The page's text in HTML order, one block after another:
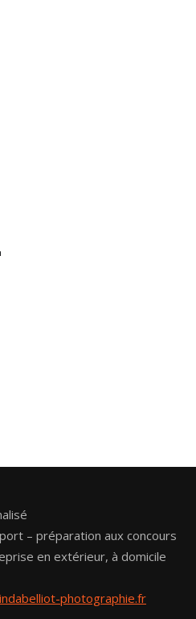
– préparation aux concours
en extérieur, à domicile
photographie.fr